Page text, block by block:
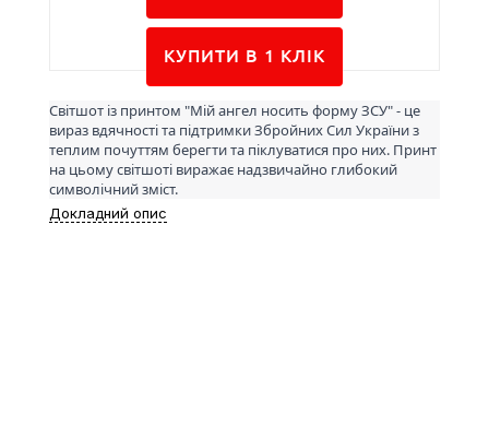
КУПИТИ В 1 КЛIК
Світшот із принтом "Мій ангел носить форму ЗСУ" - це
вираз вдячності та підтримки Збройних Сил України з
теплим почуттям берегти та піклуватися про них. Принт
на цьому світшоті виражає надзвичайно глибокий
символічний зміст.
Докладний опис